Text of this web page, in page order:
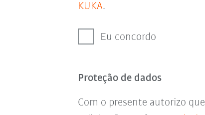
KUKA.
Eu concordo
Proteção de dados
Com o presente autorizo